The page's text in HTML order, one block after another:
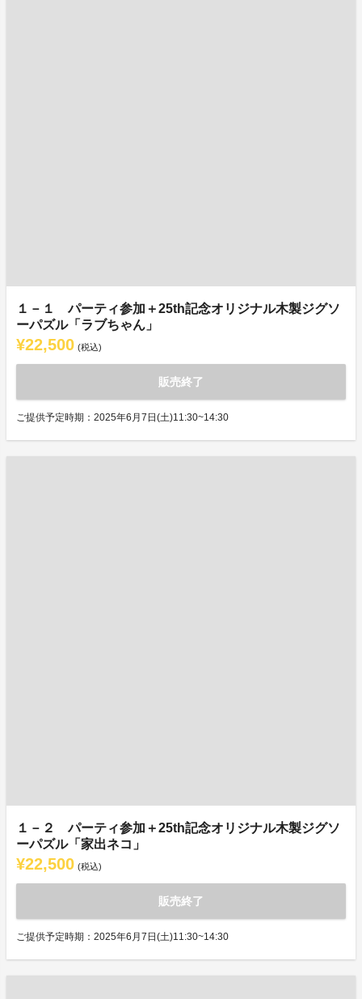
１－１ パーティ参加＋25th記念オリジナル木製ジグソ
ーパズル「ラブちゃん」
¥22,500 (税込)
販売終了
ご提供予定時期：2025年6月7日(土)11:30~14:30
１－２ パーティ参加＋25th記念オリジナル木製ジグソ
ーパズル「家出ネコ」
¥22,500 (税込)
販売終了
ご提供予定時期：2025年6月7日(土)11:30~14:30